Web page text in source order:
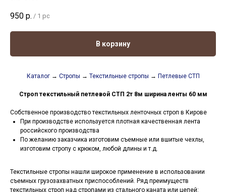
950 р. / 1 pc
В корзину
Каталог→ Стропы → Текстильные стропы → Петлевые СТП
Строп текстильный петлевой СТП 2т 8м ширина ленты 60 мм
Собственное производство текстильных ленточных строп в Кирове
При производстве используется плотная качественная лента
российского производства
По желанию заказчика изготовим съемные или вшитые чехлы,
изготовим стропу с крюком, любой длины и т.д.
Текстильные стропы нашли широкое применение в использовании
съемных грузозахватных приспособлений. Ряд преимуществ
текстильных строп над стропами из стального каната или цепей: